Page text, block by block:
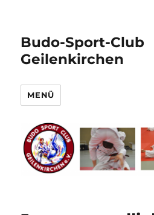
Budo-Sport-Club
Geilenkirchen
MENÜ